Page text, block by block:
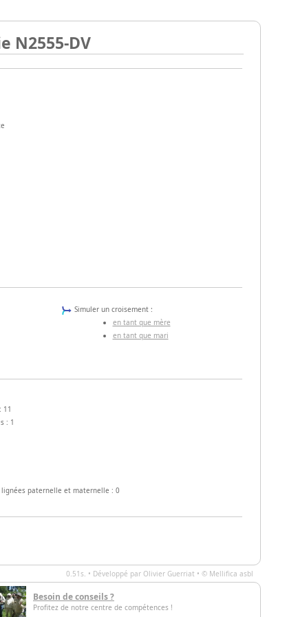
N2555-DV
Simuler un croisement :
en tant que mère
en tant que mari
11
: 1
lignées paternelle et maternelle : 0
0.51s. • Développé par Olivier Guerriat • © Mellifica asbl
Besoin de conseils ?
Profitez de notre centre de compétences !